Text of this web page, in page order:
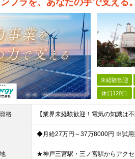
フラを、あなたの手で支える
未経験歓迎
休日120日
格